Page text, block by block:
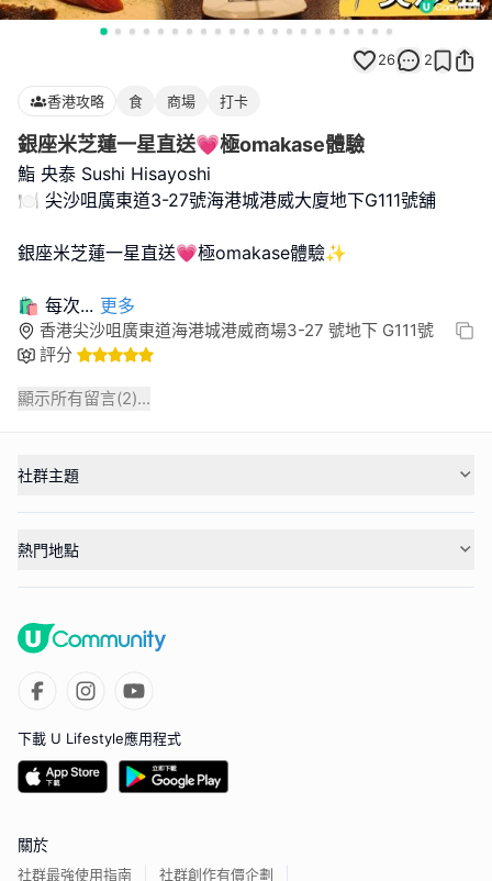
26 2
香港攻略 食 商場 打卡
銀座米芝蓮一星直送💗極omakase體驗
鮨 央泰 Sushi Hisayoshi
🍽 尖沙咀廣東道3-27號海港城港威大廈地下G111號舖
銀座米芝蓮一星直送💗極omakase體驗✨
🛍 每次... 更多
香港尖沙咀廣東道海港城港威商場3-27 號地下 G111號
評分
顯示所有留言(2)...
社群主題
熱門地點
下載 U Lifestyle應用程式
關於
社群最強使用指南 社群創作有價企劃